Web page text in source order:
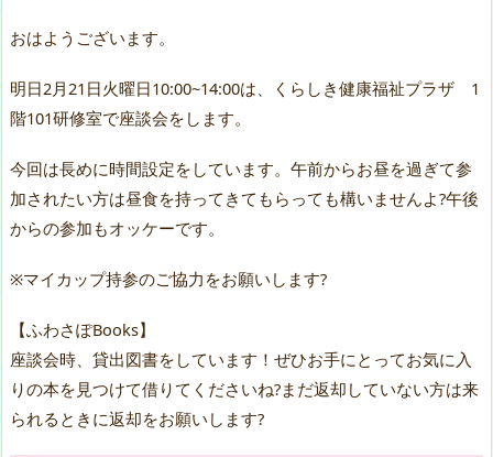
おはようございます。
明日2月21日火曜日10:00~14:00は、くらしき健康福祉プラザ 1
階101研修室で座談会をします。
今回は長めに時間設定をしています。午前からお昼を過ぎて参
加されたい方は昼食を持ってきてもらっても構いませんよ?午後
からの参加もオッケーです。
※マイカップ持参のご協力をお願いします?
【ふわさぽBooks】
座談会時、貸出図書をしています！ぜひお手にとってお気に入
りの本を見つけて借りてくださいね?まだ返却していない方は来
られるときに返却をお願いします?